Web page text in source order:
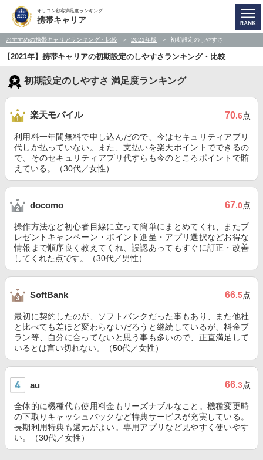
オリコン顧客満足度ランキング
携帯キャリア
おすすめの携帯キャリアランキング・比較 2021年版 初期設定のしやすさ
【2021年】携帯キャリアの初期設定のしやすさランキング・比較
初期設定のしやすさ 満足度ランキング
楽天モバイル 70.6点
利用料一年間無料で申し込んだので、今はセキュリティアプリ
代しか払っていない。また、支払いを楽天ポイントでできるの
で、そのセキュリティアプリ代すらも今のところポイントで賄
えている。（30代／女性）
docomo 67.0点
操作方法など初心者目線に立って簡単にまとめてくれ、またプ
レゼントキャンペーン・ポイント進呈・アプリ選択などお得な
情報まで順序良く教えてくれ、誤認あってもすぐに訂正・改善
してくれた点です。（30代／男性）
SoftBank 66.5点
最初に契約したのが、ソフトバンクだった事もあり、また他社
と比べても差ほど変わらないだろうと継続しているが、料金プ
ラン等、自分に合ってないと思う事も多いので、正直満足して
いるとは言い切れない。（50代／女性）
au 66.3点
全体的に機種代も使用料金もリーズナブルなこと。機種変更時
の下取りキャッシュバックなど特典サービスが充実している。
長期利用特典も還元がよい。専用アプリなど見やすく使いやす
い。（30代／女性）